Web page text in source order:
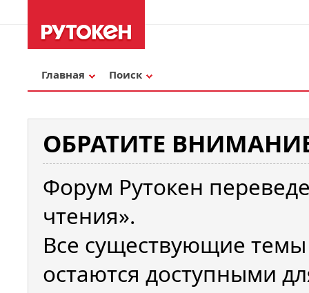
Главная Поиск
ОБРАТИТЕ
Форум Рутокен
чтения».
Все существующие
остаются доступными